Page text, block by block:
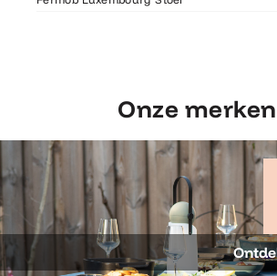
Onze merken